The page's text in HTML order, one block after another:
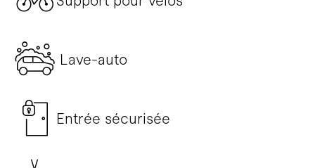
Lave-auto
Entrée sécurisée